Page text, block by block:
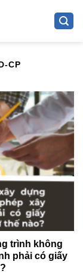
CP
trình không
phải có giấy